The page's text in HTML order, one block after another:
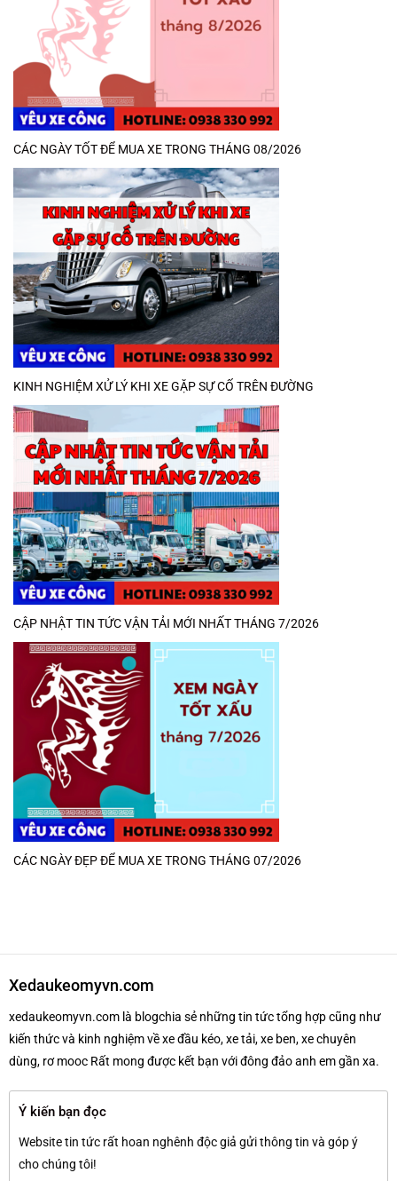
CÁC NGÀY TỐT ĐỂ MUA XE TRONG THÁNG 08/2026
KINH NGHIỆM XỬ LÝ KHI XE GẶP SỰ CỐ TRÊN ĐƯỜNG
CẬP NHẬT TIN TỨC VẬN TẢI MỚI NHẤT THÁNG 7/2026
CÁC NGÀY ĐẸP ĐỂ MUA XE TRONG THÁNG 07/2026
Xedaukeomyvn.com
xedaukeomyvn.com là blogchia sẻ những tin tức tổng hợp cũng như
kiến thức và kinh nghiệm về xe đầu kéo, xe tải, xe ben, xe chuyên
dùng, rơ mooc Rất mong được kết bạn với đông đảo anh em gần xa.
Ý kiến bạn đọc
Website tin tức rất hoan nghênh độc giả gửi thông tin và góp ý
cho chúng tôi!